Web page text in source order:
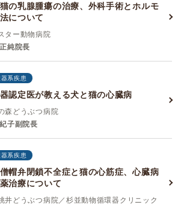
の乳腺腫瘍の治療、外科手術とホルモ
について
ター動物病院
純院長
系疾患
認定医が教える犬と猫の心臓病
森どうぶつ病院
子副院長
系疾患
帽弁閉鎖不全症と猫の心筋症、心臓病
治療について
井どうぶつ病院／杉並動物循環器クリニック